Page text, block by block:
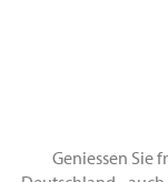
Geniessen Sie